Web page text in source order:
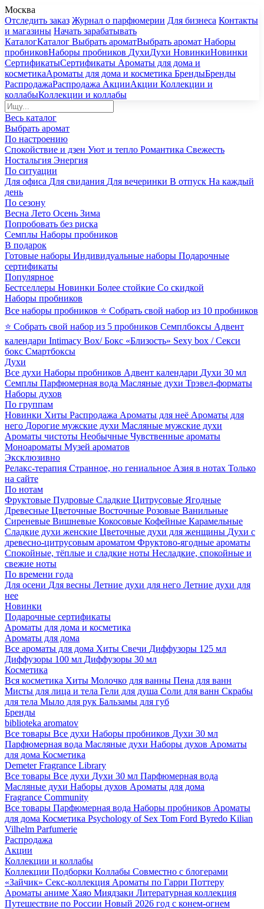
Москва
Отследить заказ Журнал о парфюмерии Для бизнеса Контакты
и магазины Начать зарабатывать
КаталогКаталог Выбрать ароматВыбрать аромат Наборы
пробниковНаборы пробников ДухиДухи НовинкиНовинки
СертификатыСертификаты Ароматы для дома и
косметикаАроматы для дома и косметика БрендыБренды
РаспродажаРаспродажа АкцииАкции Коллекции и
коллабыКоллекции и коллабы
Весь каталог
Выбрать аромат
По настроению
Спокойствие и дзен Уют и тепло Романтика Свежесть
Ностальгия Энергия
По ситуации
Для офиса Для свидания Для вечеринки В отпуск На каждый
день
По сезону
Весна Лето Осень Зима
Попробовать без риска
Семплы Наборы пробников
В подарок
Готовые наборы Индивидуальные наборы Подарочные
сертификаты
Популярное
Бестселлеры Новинки Более стойкие Со скидкой
Наборы пробников
Все наборы пробников ⭐ Собрать свой набор из 10 пробников
⭐ Собрать свой набор из 5 пробников Семплбоксы Адвент
календари Intimacy Box/ Бокс «Близость» Sexy box / Секси
бокс Смартбоксы
Духи
Все духи Наборы пробников Адвент календари Духи 30 мл
Семплы Парфюмерная вода Масляные духи Трэвел-форматы
Наборы духов
По группам
Новинки Хиты Распродажа Ароматы для неё Ароматы для
него Дорогие мужские духи Масляные мужские духи
Ароматы чистоты Необычные Чувственные ароматы
Моноароматы Музей ароматов
Эксклюзивно
Релакс-терапия Странное, но гениальное Азия в нотах Только
на сайте
По нотам
Фруктовые Пудровые Сладкие Цитрусовые Ягодные
Древесные Цветочные Восточные Розовые Ванильные
Сиреневые Вишневые Кокосовые Кофейные Карамельные
Сладкие духи женские Цветочные духи для женщины Духи с
древесно-цитрусовым ароматом Фруктово-ягодные ароматы
Спокойные, тёплые и сладкие ноты Несладкие, спокойные и
свежие ноты
По времени года
Для осени Для весны Летние духи для него Летние духи для
нее
Новинки
Подарочные сертификаты
Ароматы для дома и косметика
Ароматы для дома
Все ароматы для дома Хиты Свечи Диффузоры 125 мл
Диффузоры 100 мл Диффузоры 30 мл
Косметика
Вся косметика Хиты Молочко для ванны Пена для ванн
Мисты для лица и тела Гели для душа Соли для ванн Скрабы
для тела Мыло для рук Бальзамы для губ
Бренды
biblioteka aromatov
Все товары Все духи Наборы пробников Духи 30 мл
Парфюмерная вода Масляные духи Наборы духов Ароматы
для дома Косметика
Demeter Fragrance Library
Все товары Все духи Духи 30 мл Парфюмерная вода
Масляные духи Наборы духов Ароматы для дома
Fragrance Community
Все товары Парфюмерная вода Наборы пробников Ароматы
для дома Косметика Psychology of Sex Tom Ford Byredo Kilian
Vilhelm Parfumerie
Распродажа
Акции
Коллекции и коллабы
Коллекции Подборки Коллабы Совместно с блогерами
«Зайчик» Секс-коллекция Ароматы по Гарри Поттеру
Ароматы аниме Хаяо Миядзаки Литературная коллекция
Путешествие по России Новый 2026 год с конем-огнем